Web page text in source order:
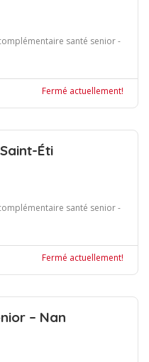
santé senior -
Fermé actuellement!
Éti
santé senior -
Fermé actuellement!
– Nan